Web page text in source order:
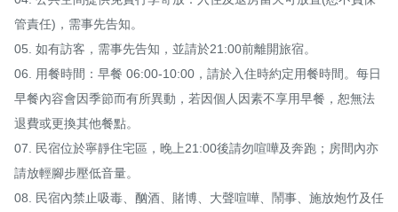
管責任)，需事先告知。
05. 如有訪客，需事先告知，並請於21:00前離開旅宿。
06. 用餐時間：早餐 06:00-10:00，請於入住時約定用餐時間。每日
早餐內容會因季節而有所異動，若因個人因素不享用早餐，恕無法
退費或更換其他餐點。
07. 民宿位於寧靜住宅區，晚上21:00後請勿喧嘩及奔跑；房間內亦
請放輕腳步壓低音量。
08. 民宿內禁止吸毒、酗酒、賭博、大聲喧嘩、鬧事、施放炮竹及任